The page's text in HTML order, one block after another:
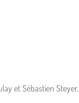
et Sébastien